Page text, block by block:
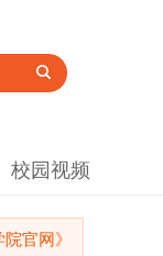
校园视频
官网》